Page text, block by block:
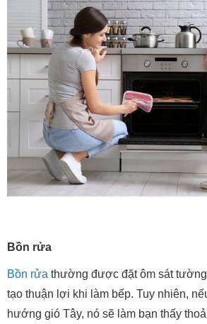
Bồn rửa
Bồn rửa thường được đặt ôm sát
tạo thuận lợi khi làm bếp. Tuy nhiên,
hướng gió Tây, nó sẽ làm bạn thấy